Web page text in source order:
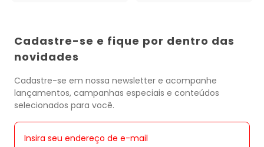
Cadastre-se e fique por dentro das
novidades
Cadastre-se em nossa newsletter e acompanhe
lançamentos, campanhas especiais e conteúdos
selecionados para você.